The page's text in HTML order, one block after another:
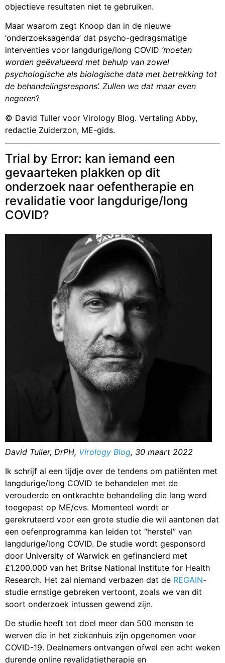
objectieve resultaten niet te gebruiken.
Maar waarom zegt Knoop dan in de nieuwe
‘onderzoeksagenda’ dat psycho-gedragsmatige
interventies voor langdurige/long COVID ‘moeten
worden geëvalueerd met behulp van zowel
psychologische als biologische data met betrekking tot
de behandelingsrespons’. Zullen we dat maar even
negeren?
© David Tuller voor Virology Blog. Vertaling Abby,
redactie Zuiderzon, ME-gids.
Trial by Error: kan iemand een
gevaarteken plakken op dit
onderzoek naar oefentherapie en
revalidatie voor langdurige/long
COVID?
David Tuller, DrPH, Virology Blog, 30 maart 2022
Ik schrijf al een tijdje over de tendens om patiënten met
langdurige/long COVID te behandelen met de
verouderde en ontkrachte behandeling die lang werd
toegepast op ME/cvs. Momenteel wordt er
gerekruteerd voor een grote studie die wil aantonen dat
een oefenprogramma kan leiden tot “herstel” van
langdurige/long COVID. De studie wordt gesponsord
door University of Warwick en gefinancierd met
£1.200.000 van het Britse National Institute for Health
Research. Het zal niemand verbazen dat de REGAIN-
studie ernstige gebreken vertoont, zoals we van dit
soort onderzoek intussen gewend zijn.
De studie heeft tot doel meer dan 500 mensen te
werven die in het ziekenhuis zijn opgenomen voor
COVID-19. Deelnemers ontvangen ofwel een acht weken
durende online revalidatietherapie en